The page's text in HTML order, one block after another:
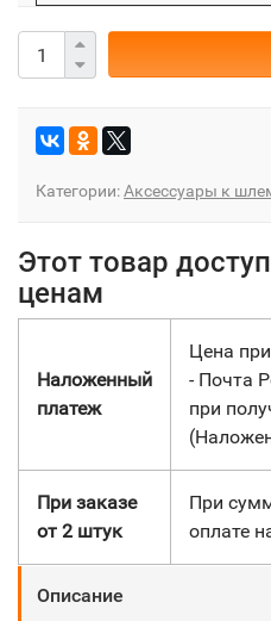
Категории:Аксессуары к
Этот товар
ценам
Наложенный
платеж
Цена
- Почта
при
При заказе
от 2 штук
При
оплате
Описание